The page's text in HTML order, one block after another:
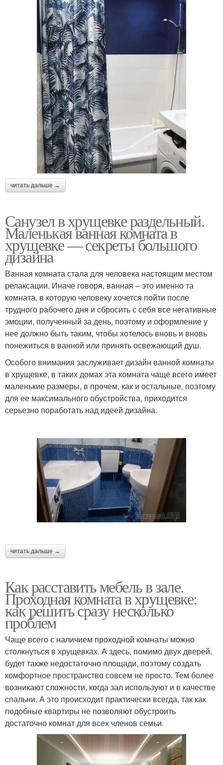
читать дальше →
Санузел в хрущевке раздельный.
Маленькая ванная комната в
хрущевке — секреты большого
дизайна
Ванная комната стала для человека настоящим местом
релаксации. Иначе говоря, ванная – это именно та
комната, в которую человеку хочется пойти после
трудного рабочего дня и сбросить с себя все негативные
эмоции, полученный за день, поэтому и оформление у
нее должно быть таким, чтобы хотелось вновь и вновь
понежиться в ванной или принять освежающий душ.
Особого внимания заслуживает дизайн ванной комнаты
в хрущевке, в таких домах эта комната чаще всего имеет
маленькие размеры, в прочем, как и остальные, поэтому
для ее максимального обустройства, приходится
серьезно поработать над идеей дизайна.
читать дальше →
Как расставить мебель в зале.
Проходная комната в хрущевке:
как решить сразу несколько
проблем
Чаще всего с наличием проходной комнаты можно
столкнуться в хрущевках. А здесь, помимо двух дверей,
будет также недостаточно площади, поэтому создать
комфортное пространство совсем не просто. Тем более
возникают сложности, когда зал используют и в качестве
спальни. А это происходит практически всегда, так как
подобные квартиры не позволяют обустроить
достаточно комнат для всех членов семьи.